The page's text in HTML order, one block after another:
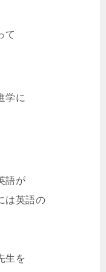
て
学に
語が
は英語の
生を